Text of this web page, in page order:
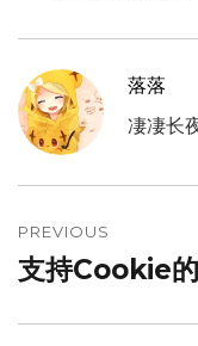
落落
凄凄长
章
导
航
PREVIOUS
Previous
支持Cookie